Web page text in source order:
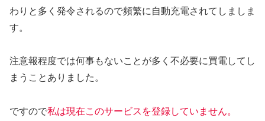
わりと多く発令されるので頻繁に自動充電されてしましま
す。
注意報程度では何事もないことが多く不必要に買電してし
まうことありました。
ですので私は現在このサービスを登録していません。